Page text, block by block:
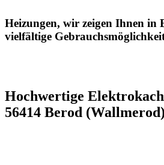
Heizungen, wir zeigen Ihnen in
vielfältige
Hochwertige
56414 Berod (Wallmerod)